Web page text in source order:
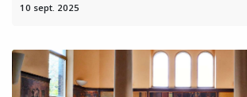
10 sept. 2025